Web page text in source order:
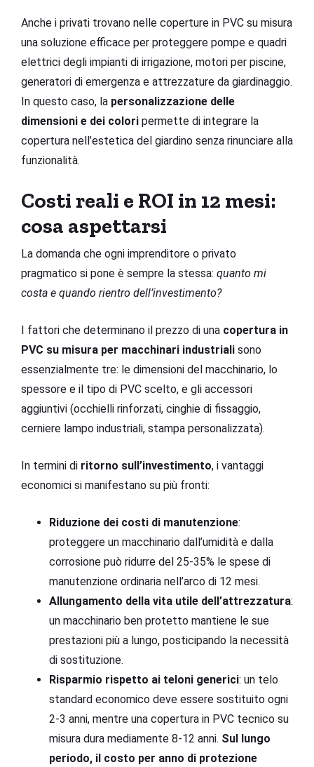
Anche i privati trovano nelle coperture in PVC su misura
una soluzione efficace per proteggere pompe e quadri
elettrici degli impianti di irrigazione, motori per piscine,
generatori di emergenza e attrezzature da giardinaggio.
In questo caso, la personalizzazione delle
dimensioni e dei colori permette di integrare la
copertura nell’estetica del giardino senza rinunciare alla
funzionalità.
Costi reali e ROI in 12 mesi:
cosa aspettarsi
La domanda che ogni imprenditore o privato
pragmatico si pone è sempre la stessa: quanto mi
costa e quando rientro dell’investimento?
I fattori che determinano il prezzo di una copertura in
PVC su misura per macchinari industriali sono
essenzialmente tre: le dimensioni del macchinario, lo
spessore e il tipo di PVC scelto, e gli accessori
aggiuntivi (occhielli rinforzati, cinghie di fissaggio,
cerniere lampo industriali, stampa personalizzata).
In termini di ritorno sull’investimento, i vantaggi
economici si manifestano su più fronti:
Riduzione dei costi di manutenzione:
proteggere un macchinario dall’umidità e dalla
corrosione può ridurre del 25-35% le spese di
manutenzione ordinaria nell’arco di 12 mesi.
Allungamento della vita utile dell’attrezzatura:
un macchinario ben protetto mantiene le sue
prestazioni più a lungo, posticipando la necessità
di sostituzione.
Risparmio rispetto ai teloni generici: un telo
standard economico deve essere sostituito ogni
2-3 anni, mentre una copertura in PVC tecnico su
misura dura mediamente 8-12 anni. Sul lungo
periodo, il costo per anno di protezione